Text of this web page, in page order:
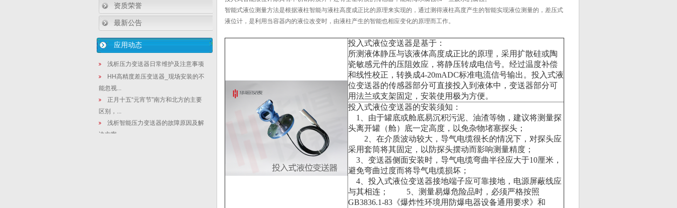
资质荣誉
最新公告
应用动态
浅析压力变送器日常维护及注意事项
HH高精度差压变送器_现场安装的不
能忽视...
正月十五“元宵节”南方和北方的主要
区别，...
浅析智能压力变送器的故障原因及解
决方案
智能式液位测量方法是根据液柱智能与液柱高度成正比的原理来实现的，通过测得液柱高度产生的智能实现液位测量的，差压式
液位计，是利用当容器内的液位改变时，由液柱产生的智能也相应变化的原理而工作。
投入式液位变送器是基于：
所测液体静压与该液体高度成正比的原理，采用扩散硅或陶
瓷敏感元件的压阻效应，将静压转成电信号。经过温度补偿
和线性校正，转换成4-20mADC标准电流信号输出。投入式液
位变送器的传感器部分可直接投入到液体中，变送器部分可
用法兰或支架固定，安装使用极为方便。
投入式液位变送器的安装须知：
1、由于罐底或舱底易沉积污泥、油渣等物，建议将测量探
头离开罐（舱）底一定高度，以免杂物堵塞探头；
2、在介质波动较大，导气电缆很长的情况下，对探头应
采用套筒将其固定，以防探头摆动而影响测量精度；
3、变送器侧面安装时，导气电缆弯曲半径应大于10厘米，
避免弯曲过度而将导气电缆损坏；
4、投入式液位变送器接地端子应可靠接地，电源屏蔽线应
与其相连； 5、测量易爆危险品时，必须严格按照
GB3836.1-83《爆炸性环境用防爆电器设备通用要求》和